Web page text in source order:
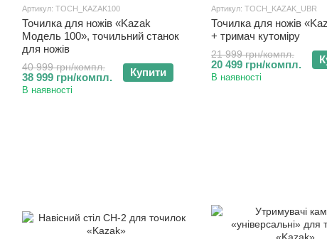
Артикул: TOCH_KAZAK100
Точилка для ножів «Kazak
Модель 100», точильний станок
для ножів
40 999 грн/компл.
38 999 грн/компл. Купити
В наявності
Артикул: TOCH_KAZAK_UBR
Точилка для ножів
+ тримач кутоміру
21 999 грн/компл.
20 499 грн/компл.
В наявності